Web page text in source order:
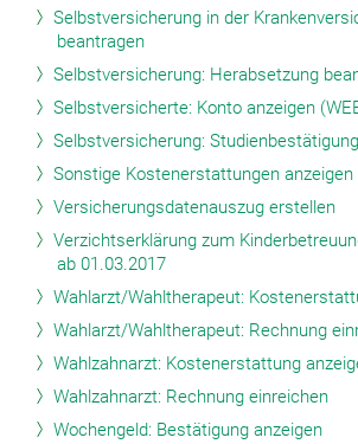
Selbstversicherung in der
beantragen
Selbstversicherung: Herabsetzung
Selbstversicherte: Konto anzeigen
Selbstversicherung:
Sonstige Kostenerstattungen anzeigen
Versicherungsdatenauszug erstellen
Verzichtserklärung zum
ab 01.03.2017
Wahlarzt/Wahltherapeut:
Wahlarzt/Wahltherapeut: Rechnung
Wahlzahnarzt: Kostenerstattung
Wahlzahnarzt: Rechnung einreichen
Wochengeld: Bestätigung anzeigen